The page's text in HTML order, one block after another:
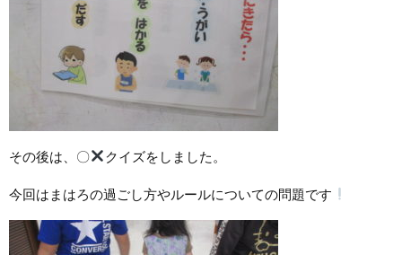
その後は、〇 クイズをしました。
今回はまはろの過ごし方やルールについての問題です